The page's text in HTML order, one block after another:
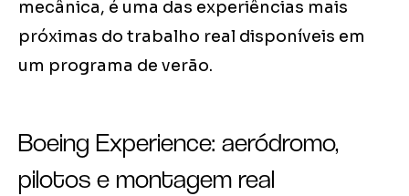
mecânica, é uma das experiências mais
próximas do trabalho real disponíveis em
um programa de verão.
Boeing Experience: aeródromo,
pilotos e montagem real